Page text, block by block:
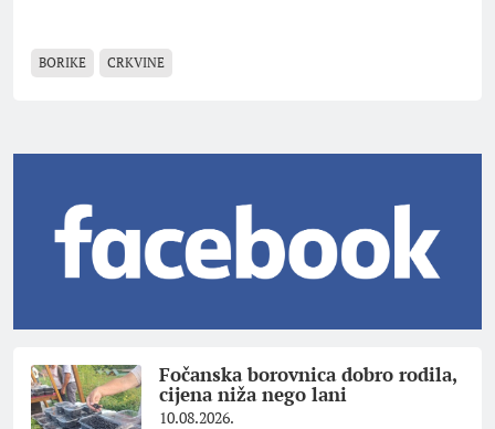
BORIKE CRKVINE
Fočanska borovnica dobro rodila,
cijena niža nego lani
10.08.2026.